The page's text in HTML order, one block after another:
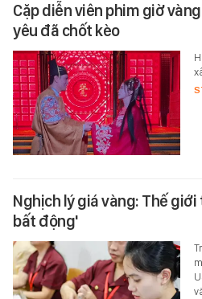
Cặp diễn viên phim giờ
yêu đã chốt kèo
Nghịch lý giá vàng: Thế
bất động'